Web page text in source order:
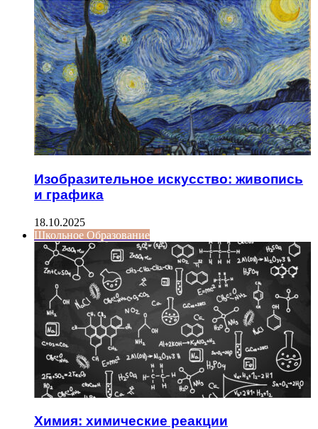
Изобразительное искусство: живопись
и графика
18.10.2025
Школьное Образование
Химия: химические реакции